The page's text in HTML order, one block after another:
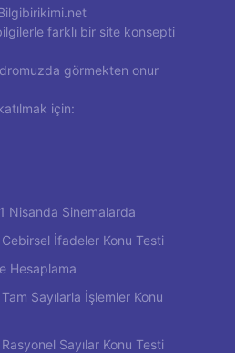
farklı bir site konsepti
görmekten onur
için:
Nisanda Sinemalarda
Cebirsel İfadeler Konu Testi
Hesaplama
Sayılarla İşlemler Konu
Sayılar Konu Testi